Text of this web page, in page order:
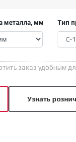
металла, мм Тип
заказ удобным
Узнать